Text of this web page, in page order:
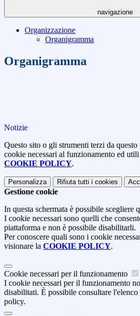
navigazione
Organizzazione
Organigramma
Organigramma
Notizie
Questo sito o gli strumenti terzi da
cookie necessari al funzionamento ed
COOKIE POLICY.
Personalizza Rifiuta tutti i cookies
Gestione cookie
In questa schermata è possibile scegliere
I cookie necessari sono quelli che
piattaforma e non è possibile disabilitarli.
Per conoscere quali sono i cookie
visionare la COOKIE POLICY.
Cookie necessari per il funzionamento
I cookie necessari per il funzionamento
disabilitati. È possibile consultare
policy.